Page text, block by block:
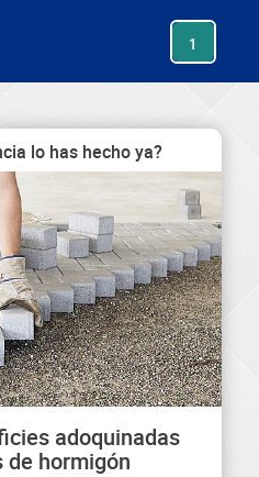
1
lo has hecho ya?
adoquinadas
de hormigón